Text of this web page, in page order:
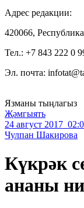
Адрес редакции:
420066,
Тел.: +7 843 222 0
Эл. почта:
Язманы тыңлагыз
Җәмгыять
24 август 2017
Чулпан Шакирова
Күкрәк
ананы